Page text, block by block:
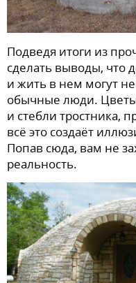
Подведя итоги из
сделать выводы, что
и жить в нем могут
обычные люди. Цветы
и стебли тростника,
всё это создаёт
Попав сюда, вам не
реальность.